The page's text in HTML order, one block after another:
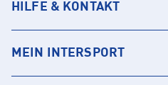
HILFE & KONTAKT
MEIN INTERSPORT